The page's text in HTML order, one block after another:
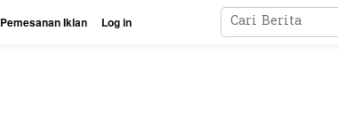
Pemesanan Iklan Log in